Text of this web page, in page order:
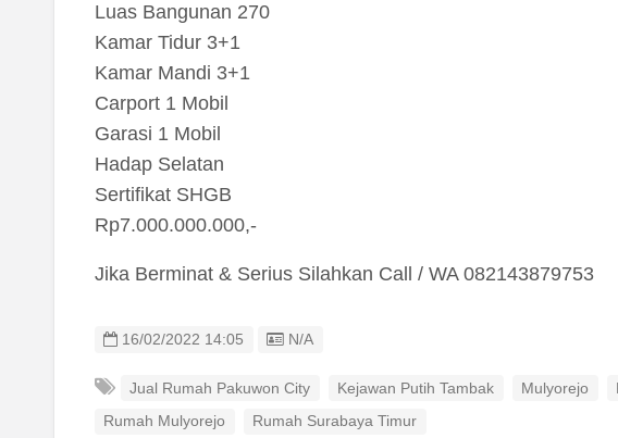
Luas Bangunan 270
Kamar Tidur 3+1
Kamar Mandi 3+1
Carport 1 Mobil
Garasi 1 Mobil
Hadap Selatan
Sertifikat SHGB
Rp7.000.000.000,-
Jika Berminat & Serius Silahkan Call / WA 082143879753
16/02/2022 14:05 Listing ID
N/A
Jual Rumah Pakuwon City Kejawan Putih Tambak Mulyorejo
Rumah Mulyorejo Rumah Surabaya Timur